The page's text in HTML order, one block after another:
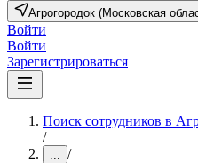
Агрогородок (Московская
Войти
Войти
Зарегистрироваться
Поиск сотрудников в
/
... /